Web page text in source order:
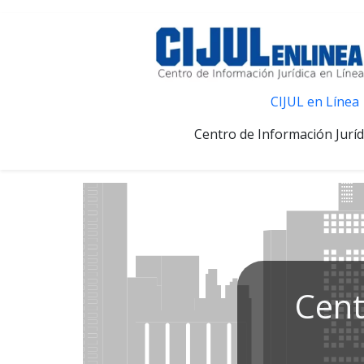
CIJUL en Línea
Centro de Información